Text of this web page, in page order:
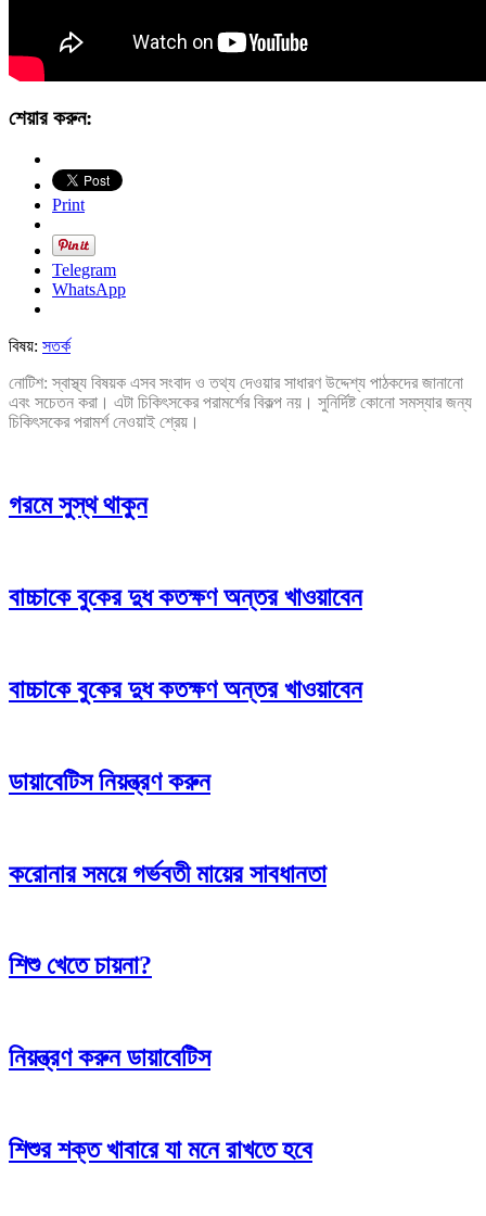
শেয়ার করুন:
Print
Telegram
WhatsApp
বিষয়: সতর্ক
নোটিশ: স্বাস্থ্য বিষয়ক এসব সংবাদ ও তথ্য দেওয়ার সাধারণ উদ্দেশ্য পাঠকদের জানানো
এবং সচেতন করা। এটা চিকিৎসকের পরামর্শের বিকল্প নয়। সুনির্দিষ্ট কোনো সমস্যার জন্য
চিকিৎসকের পরামর্শ নেওয়াই শ্রেয়।
গরমে সুস্থ থাকুন
বাচ্চাকে বুকের দুধ কতক্ষণ অন্তর খাওয়াবেন
বাচ্চাকে বুকের দুধ কতক্ষণ অন্তর খাওয়াবেন
ডায়াবেটিস নিয়ন্ত্রণ করুন
করোনার সময়ে গর্ভবতী মায়ের সাবধানতা
শিশু খেতে চায়না?
নিয়ন্ত্রণ করুন ডায়াবেটিস
শিশুর শক্ত খাবারে যা মনে রাখতে হবে